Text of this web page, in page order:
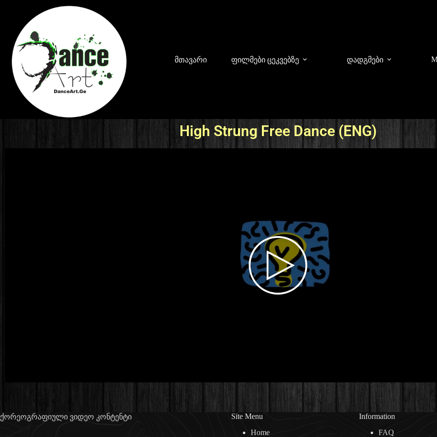
მთავარი ფილმები ცეკვებზე დადგმები
High Strung Free Dance (ENG)
ქორეოგრაფიული ვიდეო კონტენტი
Site Menu
Home
Information
FAQ